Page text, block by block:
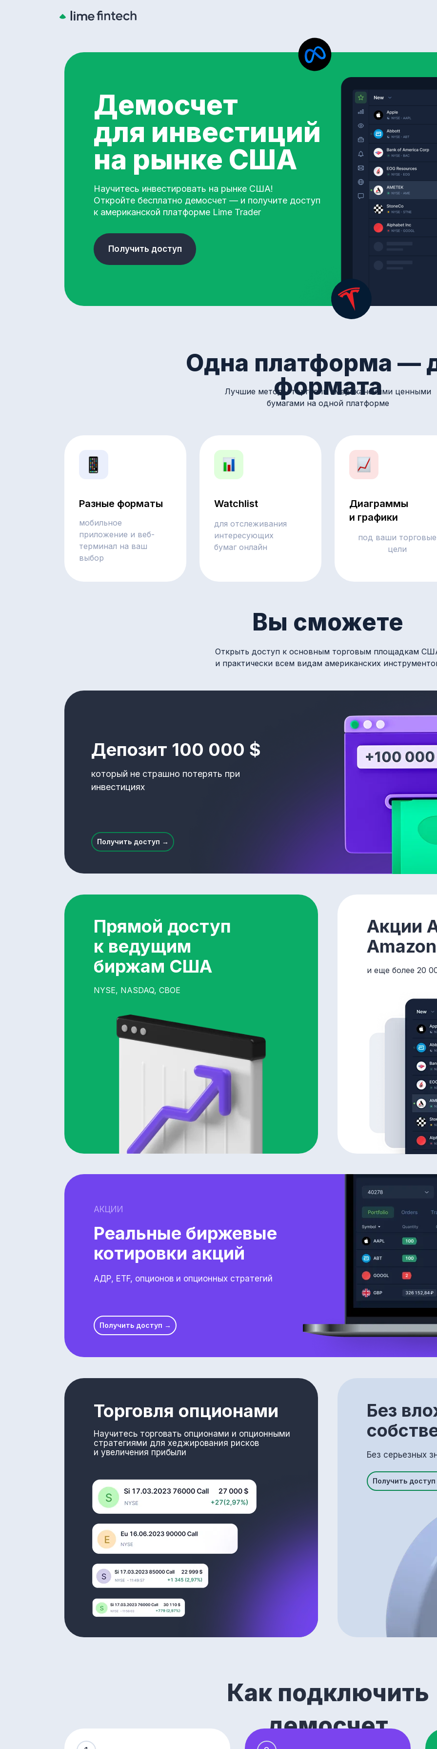
Демосчет
для инвестиций
на рынке США
Получить доступ
Научитесь инвестировать на рынке США!
Откройте бесплатно демосчет — и получите доступ
к американской платформе Lime Trader
Одна платформа —
формата
Лучшие методы торговли американскими ценными
бумагами на одной платформе
Watchlist
для отслеживания
интересующих
бумаг онлайн
Диаграммы
и графики
под ваши торговые
цели
Разные форматы
мобильное
приложение и веб-
терминал на ваш
выбор
Вы сможете
Открыть доступ к основным торговым площадкам
и практически всем видам американских
Депозит 100 000 $
Получить доступ →
который не страшно потерять при
инвестициях
Прямой доступ
к ведущим
биржам США
Акции
и еще более 20
NYSE, NASDAQ, CBOE
Реальные биржевые
котировки акций
АКЦИИ
Получить доступ →
АДР, ETF, опционов и опционных стратегий
Торговля опционами
Без
Без серьезных
Получить
Научитесь торговать опционами и опционными
стратегиями для хеджирования рисков
и увеличения прибыли
Как подключить
демосчет